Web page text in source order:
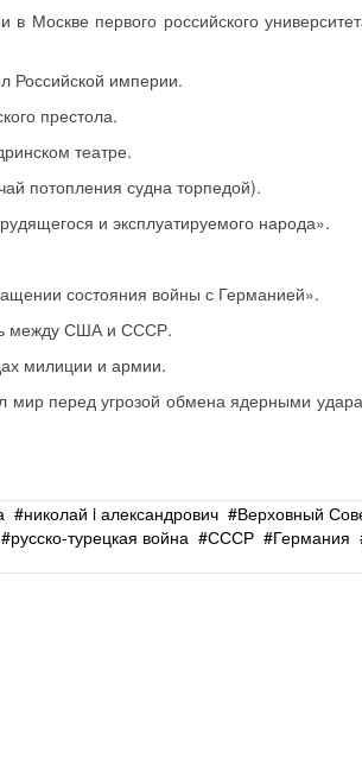
Москве первого российского
Российской империи.
престола.
театре.
потопления судна торпедой).
и эксплуатируемого народа».
состояния войны с Германией».
между США и СССР.
милиции и армии.
мир перед угрозой обмена ядерными
николай i александрович Верховный
русско‐турецкая война СССР Германия